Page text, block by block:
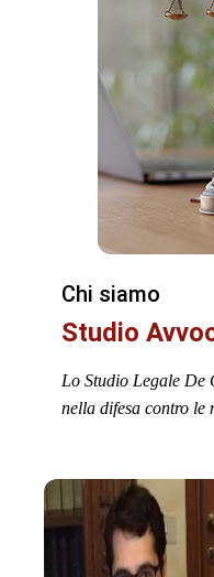
Chi siamo
Studio
Lo Studio Legale De
nella difesa contro le